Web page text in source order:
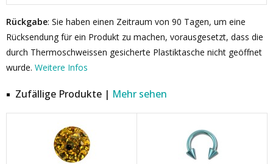
Rückgabe: Sie haben einen Zeitraum von 90 Tagen, um eine
Rücksendung für ein Produkt zu machen, vorausgesetzt, dass die
durch Thermoschweissen gesicherte Plastiktasche nicht geöffnet
wurde. Weitere Infos
Zufällige Produkte | Mehr sehen